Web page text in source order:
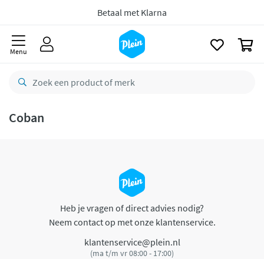
Betaal met Klarna
Menu
Coban
Heb je vragen of direct advies nodig?
Neem contact op met onze klantenservice.
klantenservice@plein.nl
(ma t/m vr 08:00 - 17:00)